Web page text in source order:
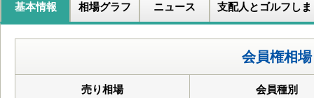
基本情報 相場グラフ ニュース 支配人とゴルフしま
会員権相場
売り相場 会員種別